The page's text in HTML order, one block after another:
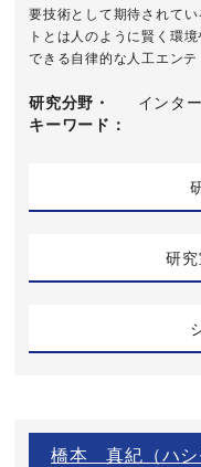
要技術として期待されて
トとは人のように賢く環
できる自律的な人工エンテ
研究分野・
キーワード
インタ
研
橋本 真紀（ハシ